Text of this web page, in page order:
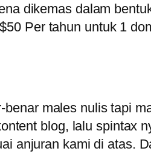
dikemas dalam
Per tahun untuk 1
males nulis tapi
blog, lalu spintax
anjuran kami di atas.